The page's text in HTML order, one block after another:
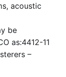
acoustic
be
as:4412-11
–